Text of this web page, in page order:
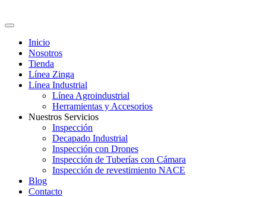
Inicio
Nosotros
Tienda
Línea Zinga
Línea Industrial
Línea Agroindustrial
Herramientas y Accesorios
Nuestros Servicios
Inspección
Decapado Industrial
Inspección con Drones
Inspección de Tuberías con Cámara
Inspección de revestimiento NACE
Blog
Contacto